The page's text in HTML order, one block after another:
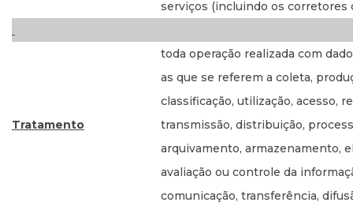
serviços (incluindo os corretores
Tratamento
toda operação realizada com
as que se referem a coleta,
classificação, utilização, acesso,
transmissão, distribuição,
arquivamento, armazenamento,
avaliação ou controle da
comunicação, transferência,